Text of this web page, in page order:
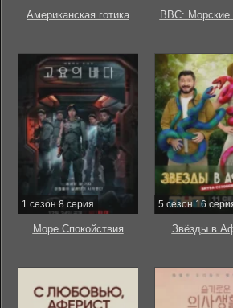
Американская готика BBC: Морские
1 сезон 8 серия
Море Спокойствия
5 сезон 16
Звёзды в